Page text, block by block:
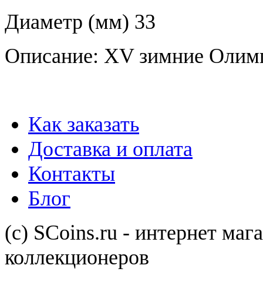
Диаметр (мм) 33
Описание: XV зимние
Как заказать
Доставка и оплата
Контакты
Блог
(с) SCoins.ru - интернет
коллекционеров